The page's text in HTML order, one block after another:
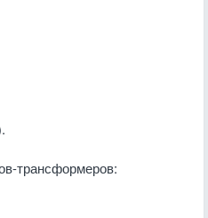
трансформеров: